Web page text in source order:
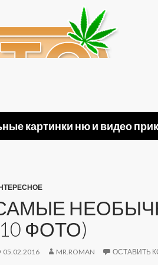
картинки ню и видео
ФОТО)
05.02.2016 MR.ROMAN ОСТАВИТЬ